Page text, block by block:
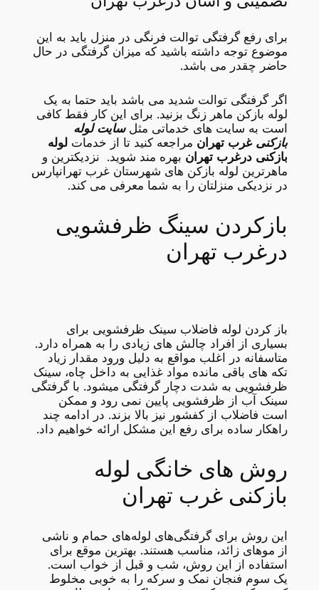
برای رفع گرفتگی توالت فرنگی در منزل باید به این
موضوع توجه داشته باشید که میزان گرفتگی در حال
حاضر چقدر می باشد.
اگر گرفتگی توالت شدید می باشد باید حتما به یک
لوله بازکن ماهر زنگ بزنید. برای این کار فقط کافی
است به سایت های خدماتی مثلسایت لوله
بازکنیغرب تهران مراجعه کنید تا از خدمات لوله
بازکنی درغرب تهران بهره مند شوید. نزدیکترین و
ماهرترین لوله بازکن های شهرستان غرب تهرانپارس
در نزدیکی منزلتان را به شما معرفی می کند.
بازکردن سینگ ظرفشویی
درغرب تهران
باز کردن لوله فاضلاب سینک ظرفشویی برای
بسیاری از افراد چالش های زیادی را به همراه دارد.
متاسفانه در اغلب مواقع به دلیل ورود مقدار زیاد
تکه های باقی مانده مواد غذایی به داخل چاه، سینک
ظرفشویی به شدت دچار گرفتگی میشود. با گرفتگی
سینک آب از ظرفشویی پایین نمی رود و ممکن
است فاضلاب از کفشور نیز بالا بزند. در ادامه چند
راهکار ساده برای رفع این مشکل ارائه خواهیم داد.
روش های خانگی لوله
بازکنی غرب تهران
این روش برای گرفتگی‌های لوله‌های حمام و ناشی
از موهای زائد، مناسب هستند. بهترین موقع برای
استفاده از این روش، شب و قبل از خواب است.
یک سوم فنجان نمک و سرکه را به خوبی مخلوط